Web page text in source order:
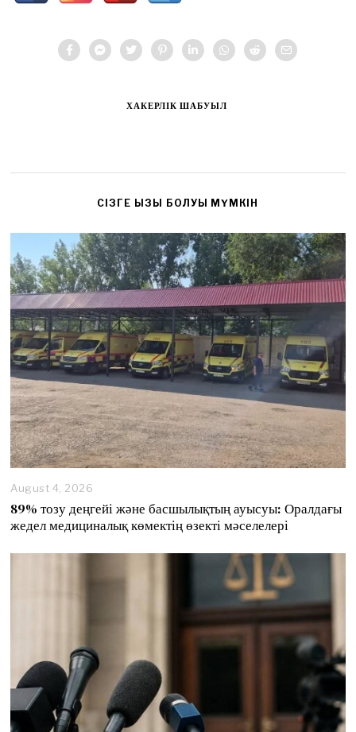
ХАКЕРЛІК ШАБУЫЛ
CІЗГЕ ҚЫЗЫҚ БОЛУЫ МҮМКІН
August 4, 2026
89% тозу деңгейі және басшылықтың ауысуы: Оралдағы
жедел медициналық көмектің өзекті мәселелері